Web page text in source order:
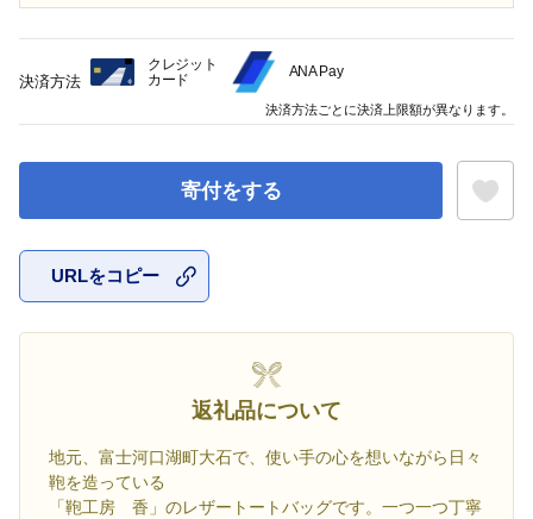
寄付をする
URLをコピー
返礼品について
地元、富士河口湖町大石で、使い手の心を想いながら日々
鞄を造っている
「鞄工房 香」のレザートートバッグです。一つ一つ丁寧
決済方法
クレジット
カード
ANA Pay
決済方法ごとに決済上限額が異なります。